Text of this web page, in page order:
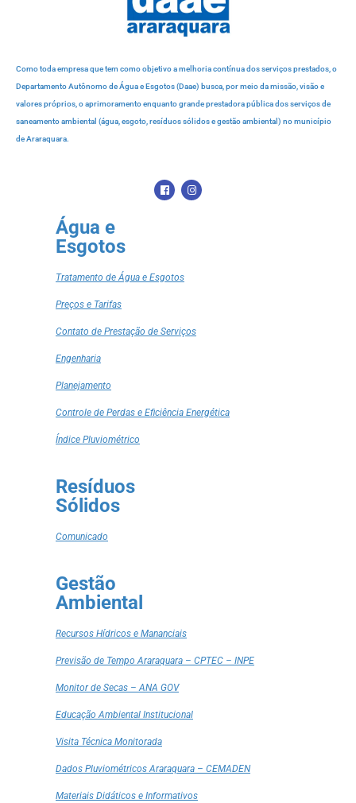
Como toda empresa que tem como objetivo a melhoria contínua dos serviços prestados, o
Departamento Autônomo de Água e Esgotos (Daae) busca, por meio da missão, visão e
valores próprios, o aprimoramento enquanto grande prestadora pública dos serviços de
saneamento ambiental (água, esgoto, resíduos sólidos e gestão ambiental) no município
de Araraquara.
Água e
Esgotos
Tratamento de Água e Esgotos
Preços e Tarifas
Contato de Prestação de Serviços
Engenharia
Planejamento
Controle de Perdas e Eficiência Energética
Índice Pluviométrico
Resíduos
Sólidos
Comunicado
Gestão
Ambiental
Recursos Hídricos e Mananciais
Previsão de Tempo Araraquara – CPTEC – INPE
Monitor de Secas – ANA GOV
Educação Ambiental Institucional
Visita Técnica Monitorada
Dados Pluviométricos Araraquara – CEMADEN
Materiais Didáticos e Informativos